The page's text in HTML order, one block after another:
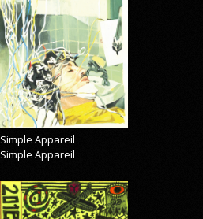
Simple Appareil
Simple Appareil